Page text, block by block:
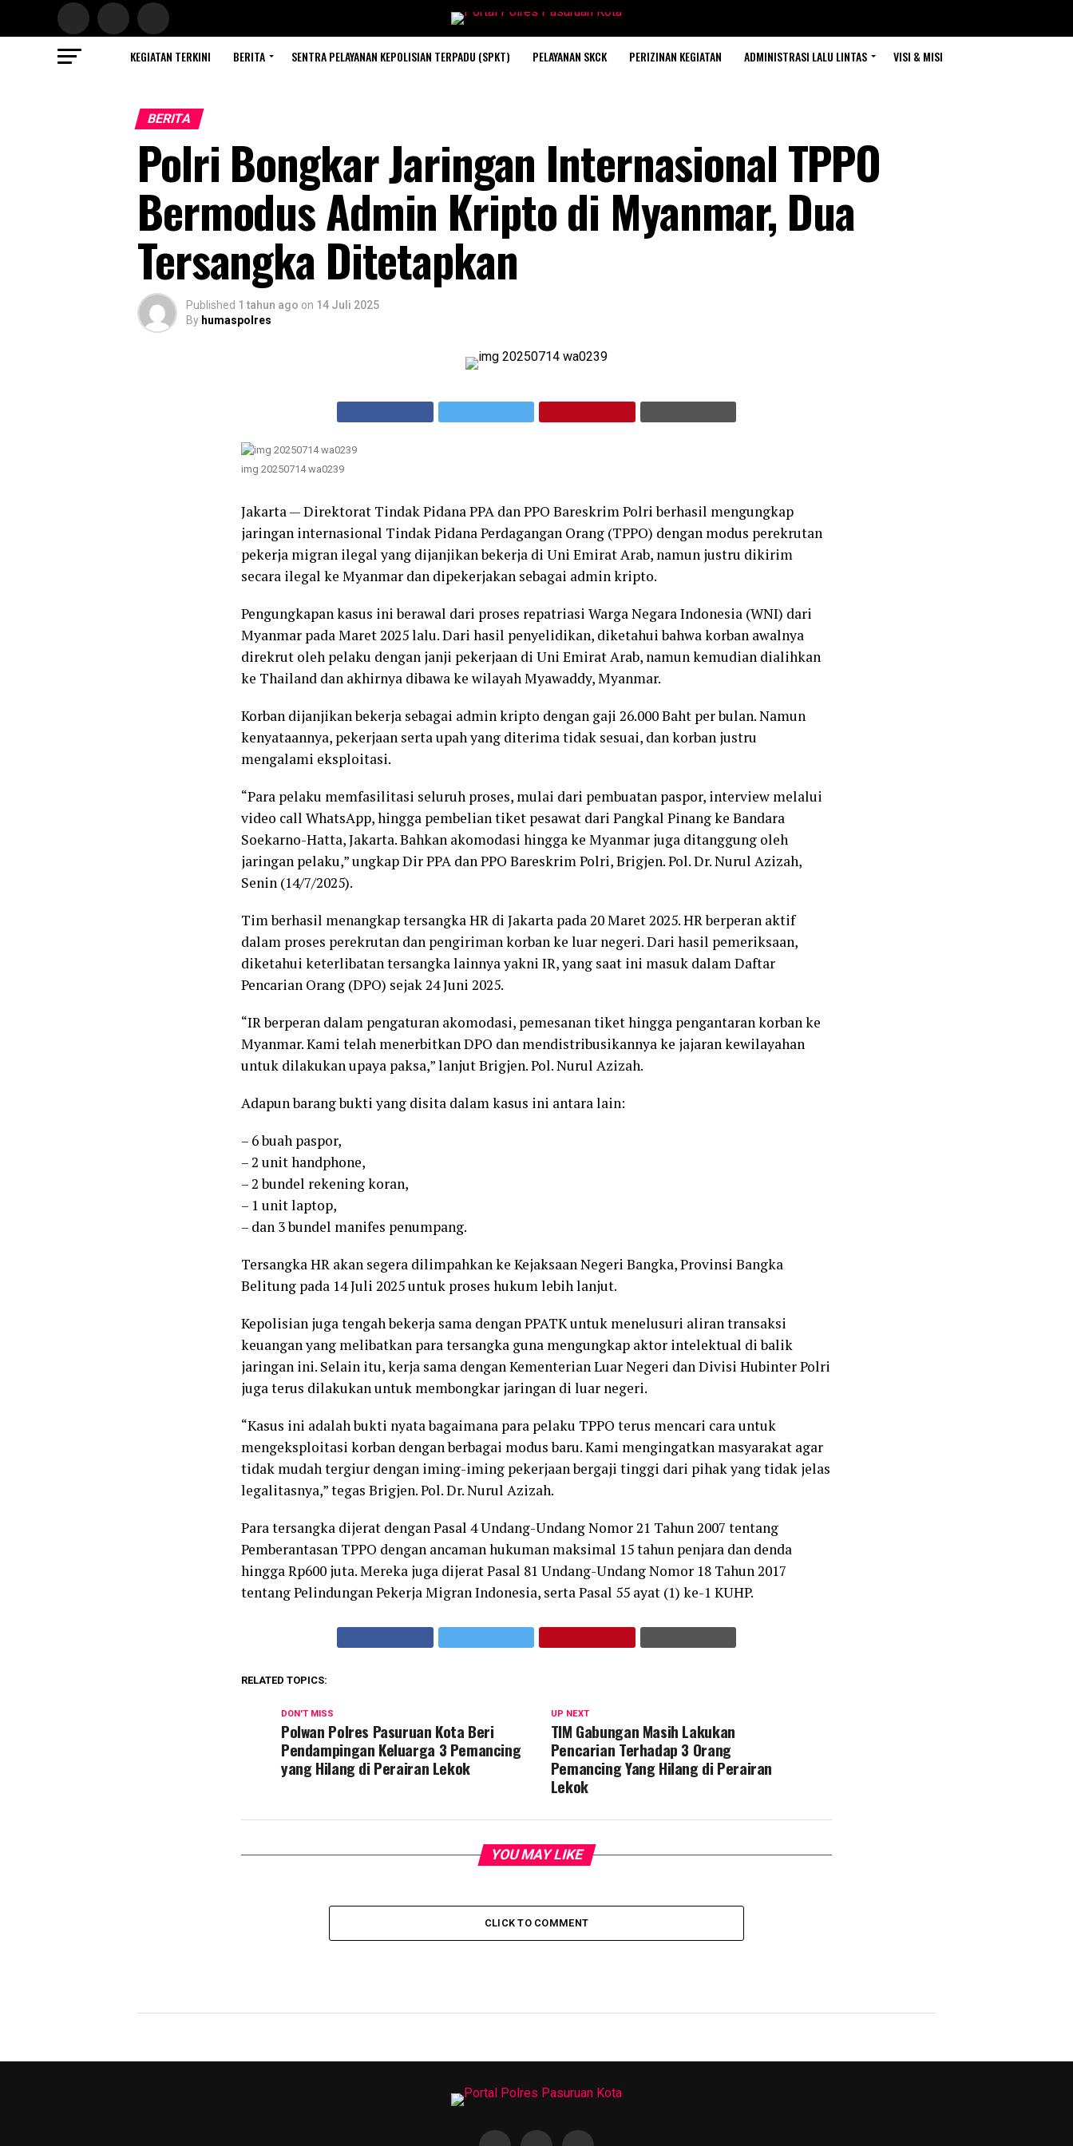
KEGIATAN TERKINI BERITA SENTRA PELAYANAN KEPOLISIAN TERPADU (SPKT) PELAYANAN SKCK PERIZINAN KEGIATAN ADMINISTRASI LALU LINTAS VISI & MISI
BERITA
Polri Bongkar Jaringan Internasional TPPO
Bermodus Admin Kripto di Myanmar, Dua
Tersangka Ditetapkan
Published 1 tahun ago on 14 Juli 2025
By humaspolres
img 20250714 wa0239
Jakarta — Direktorat Tindak Pidana PPA dan PPO Bareskrim Polri berhasil mengungkap
jaringan internasional Tindak Pidana Perdagangan Orang (TPPO) dengan modus perekrutan
pekerja migran ilegal yang dijanjikan bekerja di Uni Emirat Arab, namun justru dikirim
secara ilegal ke Myanmar dan dipekerjakan sebagai admin kripto.
Pengungkapan kasus ini berawal dari proses repatriasi Warga Negara Indonesia (WNI) dari
Myanmar pada Maret 2025 lalu. Dari hasil penyelidikan, diketahui bahwa korban awalnya
direkrut oleh pelaku dengan janji pekerjaan di Uni Emirat Arab, namun kemudian dialihkan
ke Thailand dan akhirnya dibawa ke wilayah Myawaddy, Myanmar.
Korban dijanjikan bekerja sebagai admin kripto dengan gaji 26.000 Baht per bulan. Namun
kenyataannya, pekerjaan serta upah yang diterima tidak sesuai, dan korban justru
mengalami eksploitasi.
“Para pelaku memfasilitasi seluruh proses, mulai dari pembuatan paspor, interview melalui
video call WhatsApp, hingga pembelian tiket pesawat dari Pangkal Pinang ke Bandara
Soekarno-Hatta, Jakarta. Bahkan akomodasi hingga ke Myanmar juga ditanggung oleh
jaringan pelaku,” ungkap Dir PPA dan PPO Bareskrim Polri, Brigjen. Pol. Dr. Nurul Azizah,
Senin (14/7/2025).
Tim berhasil menangkap tersangka HR di Jakarta pada 20 Maret 2025. HR berperan aktif
dalam proses perekrutan dan pengiriman korban ke luar negeri. Dari hasil pemeriksaan,
diketahui keterlibatan tersangka lainnya yakni IR, yang saat ini masuk dalam Daftar
Pencarian Orang (DPO) sejak 24 Juni 2025.
“IR berperan dalam pengaturan akomodasi, pemesanan tiket hingga pengantaran korban ke
Myanmar. Kami telah menerbitkan DPO dan mendistribusikannya ke jajaran kewilayahan
untuk dilakukan upaya paksa,” lanjut Brigjen. Pol. Nurul Azizah.
Adapun barang bukti yang disita dalam kasus ini antara lain:
– 6 buah paspor,
– 2 unit handphone,
– 2 bundel rekening koran,
– 1 unit laptop,
– dan 3 bundel manifes penumpang.
Tersangka HR akan segera dilimpahkan ke Kejaksaan Negeri Bangka, Provinsi Bangka
Belitung pada 14 Juli 2025 untuk proses hukum lebih lanjut.
Kepolisian juga tengah bekerja sama dengan PPATK untuk menelusuri aliran transaksi
keuangan yang melibatkan para tersangka guna mengungkap aktor intelektual di balik
jaringan ini. Selain itu, kerja sama dengan Kementerian Luar Negeri dan Divisi Hubinter Polri
juga terus dilakukan untuk membongkar jaringan di luar negeri.
“Kasus ini adalah bukti nyata bagaimana para pelaku TPPO terus mencari cara untuk
mengeksploitasi korban dengan berbagai modus baru. Kami mengingatkan masyarakat agar
tidak mudah tergiur dengan iming-iming pekerjaan bergaji tinggi dari pihak yang tidak jelas
legalitasnya,” tegas Brigjen. Pol. Dr. Nurul Azizah.
Para tersangka dijerat dengan Pasal 4 Undang-Undang Nomor 21 Tahun 2007 tentang
Pemberantasan TPPO dengan ancaman hukuman maksimal 15 tahun penjara dan denda
hingga Rp600 juta. Mereka juga dijerat Pasal 81 Undang-Undang Nomor 18 Tahun 2017
tentang Pelindungan Pekerja Migran Indonesia, serta Pasal 55 ayat (1) ke-1 KUHP.
RELATED TOPICS:
UP NEXT
TIM Gabungan Masih Lakukan
Pencarian Terhadap 3 Orang
Pemancing Yang Hilang di Perairan
Lekok
DON'T MISS
Polwan Polres Pasuruan Kota Beri
Pendampingan Keluarga 3 Pemancing
yang Hilang di Perairan Lekok
YOU MAY LIKE
CLICK TO COMMENT